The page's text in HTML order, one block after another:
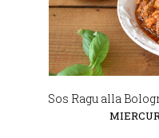
Sos Ragu alla